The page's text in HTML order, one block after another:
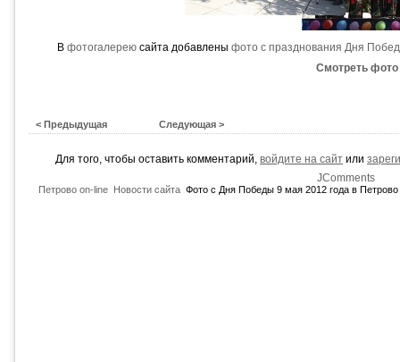
В фотогалерею сайта добавлены фото с празднования Дня
Смотреть фото
< Предыдущая Следующая >
Для того, чтобы оставить комментарий, войдите на сайт или
JComments
Петрово on-line Новости сайта Фото с Дня Победы 9 мая 2012 года в Петрово